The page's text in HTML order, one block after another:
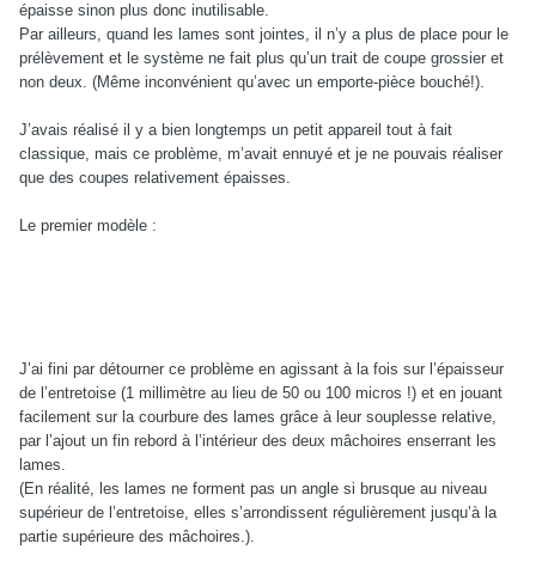
épaisse sinon plus donc inutilisable.
Par ailleurs, quand les lames sont jointes, il n’y a plus de place pour le
prélèvement et le système ne fait plus qu’un trait de coupe grossier et
non deux. (Même inconvénient qu’avec un emporte-pièce bouché!).
J’avais réalisé il y a bien longtemps un petit appareil tout à fait
classique, mais ce problème, m’avait ennuyé et je ne pouvais réaliser
que des coupes relativement épaisses.
Le premier modèle :
J’ai fini par détourner ce problème en agissant à la fois sur l’épaisseur
de l’entretoise (1 millimètre au lieu de 50 ou 100 micros !) et en jouant
facilement sur la courbure des lames grâce à leur souplesse relative,
par l’ajout un fin rebord à l’intérieur des deux mâchoires enserrant les
lames.
(En réalité, les lames ne forment pas un angle si brusque au niveau
supérieur de l’entretoise, elles s’arrondissent régulièrement jusqu’à la
partie supérieure des mâchoires.).